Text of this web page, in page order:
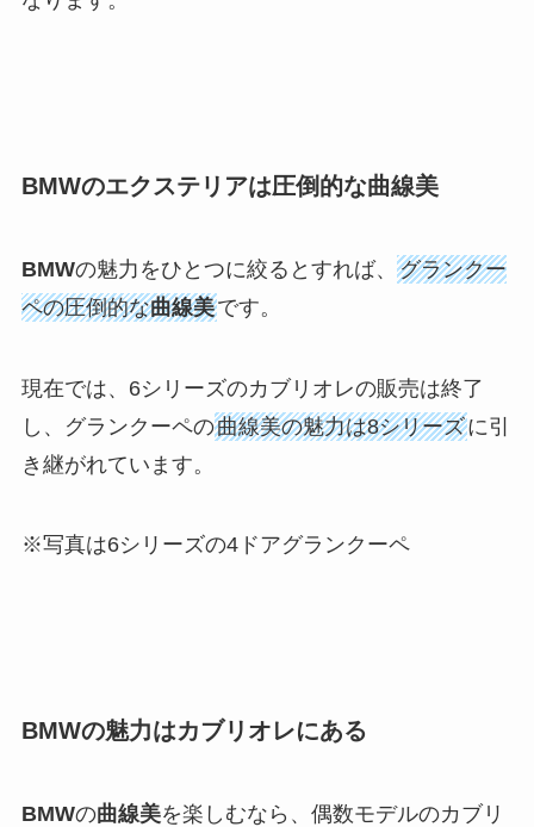
BMWのエクステリアは圧倒的な曲線美
BMWの魅力をひとつに絞るとすれば、 グランクー
ペの圧倒的な曲線美です。
現在では、6シリーズのカブリオレの販売は終了
し、グランクーペの曲線美の魅力は8シリーズに引
き継がれています。
※写真は6シリーズの4ドアグランクーペ
BMWの魅力はカブリオレにある
BMWの曲線美を楽しむなら、偶数モデルのカブリ